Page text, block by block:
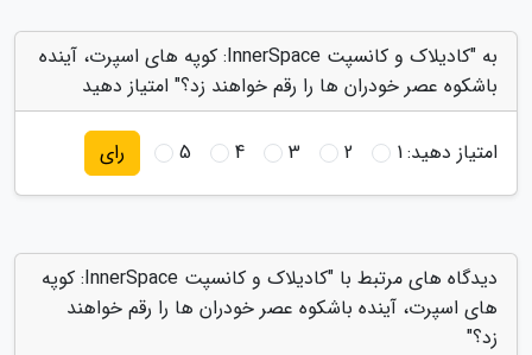
به "کادیلاک و کانسپت InnerSpace: کوپه های اسپرت، آینده
باشکوه عصر خودران ها را رقم خواهند زد؟" امتیاز دهید
امتیاز دهید:1
2
3
4
5 رای
دیدگاه های مرتبط با "کادیلاک و کانسپت InnerSpace: کوپه
های اسپرت، آینده باشکوه عصر خودران ها را رقم خواهند
زد؟"